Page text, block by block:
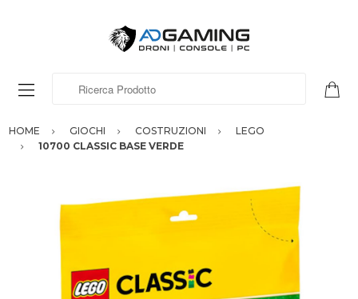
HOME GIOCHI COSTRUZIONI
LEGO
10700 CLASSIC BASE VERDE